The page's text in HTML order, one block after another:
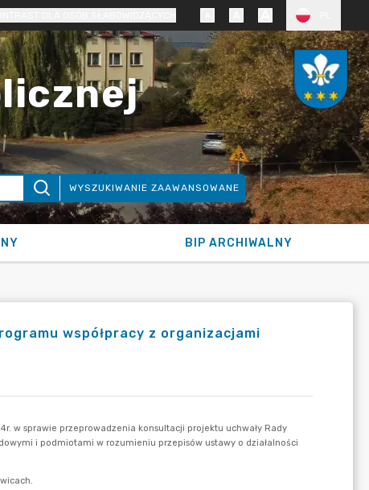
WYSZUKIWANIE ZAAWANSOWANE
BIP ARCHIWALNY
współpracy z organizacjami